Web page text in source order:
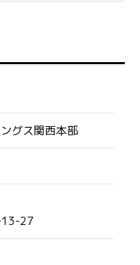
グス関西本部
13-27